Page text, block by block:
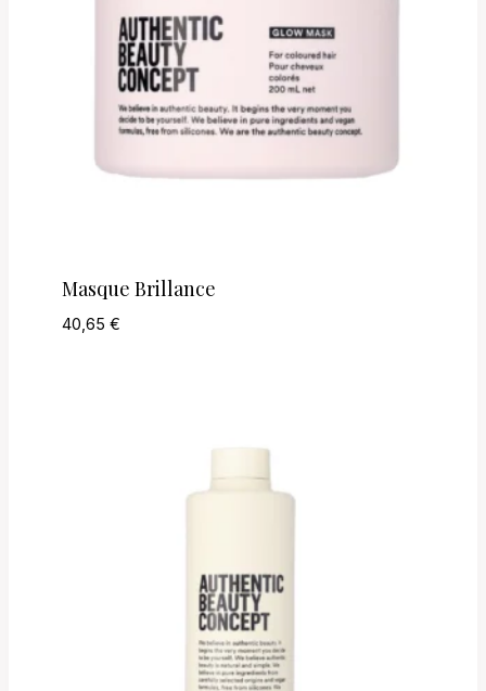
Masque Brillance
40,65 €